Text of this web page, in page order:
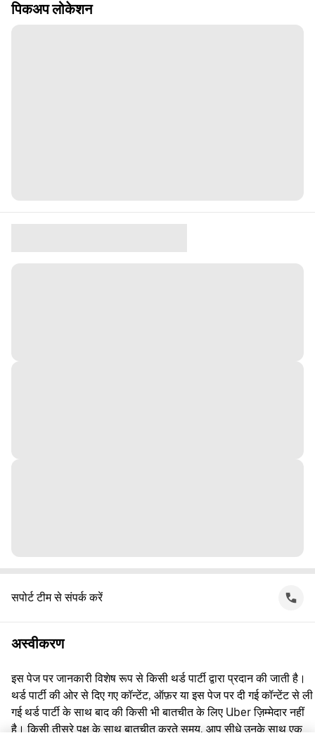
पिकअप लोकेशन
सपोर्ट टीम से संपर्क करें
अस्वीकरण
इस पेज पर जानकारी विशेष रूप से किसी थर्ड पार्टी द्वारा प्रदान की जाती है।
थर्ड पार्टी की ओर से दिए गए कॉन्टेंट, ऑफ़र या इस पेज पर दी गई कॉन्टेंट से ली
गई थर्ड पार्टी के साथ बाद की किसी भी बातचीत के लिए Uber ज़िम्मेदार नहीं
है। किसी तीसरे पक्ष के साथ बातचीत करते समय, आप सीधे उनके साथ एक